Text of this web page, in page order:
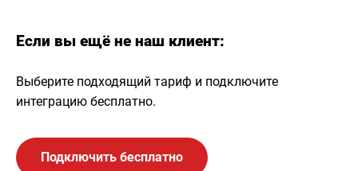
Если вы ещё не наш клиент:
Выберите подходящий тариф и подключите
интеграцию бесплатно.
Подключить бесплатно